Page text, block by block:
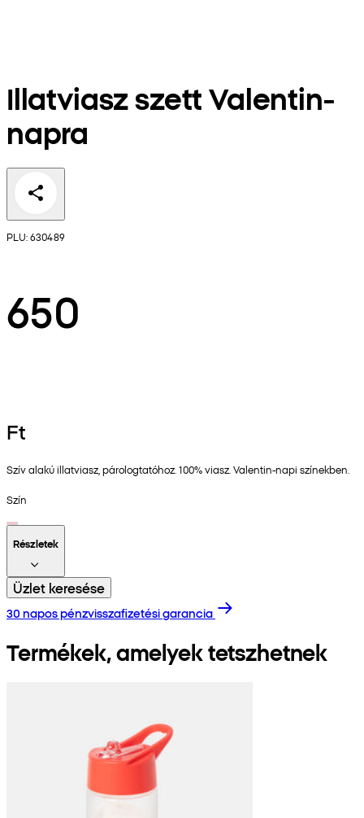
Illatviasz szett Valentin-
napra
PLU: 630489
650
Ft
Szív alakú illatviasz, párologtatóhoz. 100% viasz. Valentin-napi színekben.
Szín
Részletek
Üzlet keresése
30 napos pénzvisszafizetési garancia
Termékek, amelyek tetszhetnek